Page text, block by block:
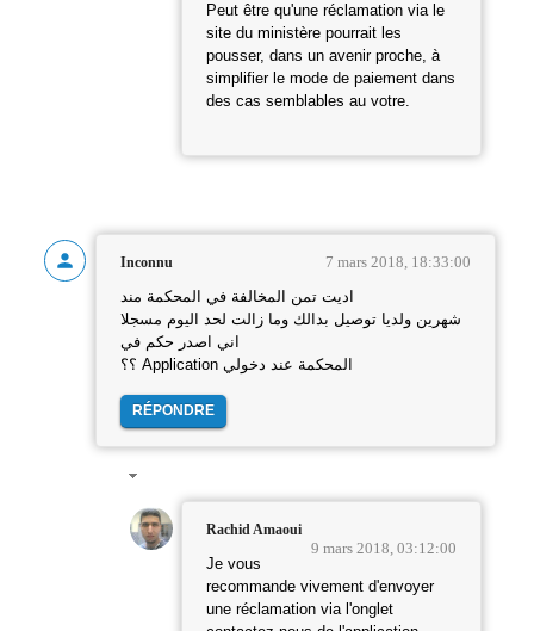
Peut être qu'une réclamation via le
site du ministère pourrait les
pousser, dans un avenir proche, à
simplifier le mode de paiement dans
des cas semblables au votre.
Inconnu 7 mars 2018, 18:33:00
اديت تمن المخالفة في المحكمة مند
شهرين ولديا توصيل بدالك وما زالت لحد اليوم مسجلا
اني اصدر حكم في
؟؟ Application المحكمة عند دخولي
RÉPONDRE
Rachid Amaoui
9 mars 2018, 03:12:00
Je vous
recommande vivement d'envoyer
une réclamation via l'onglet